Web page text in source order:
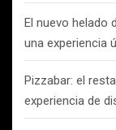
El nuevo helado
una experiencia
Pizzabar: el
experiencia de